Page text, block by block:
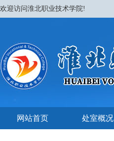
欢迎访问淮北职业技术学院!
网站首页 处室概况